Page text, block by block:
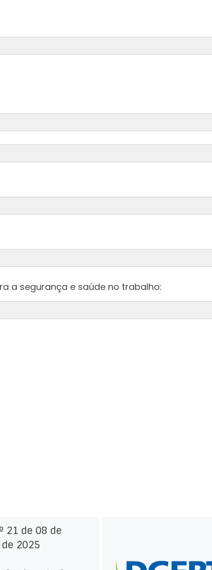
a segurança e saúde no trabalho:
21 de 08 de
2025